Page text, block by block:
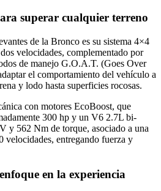
superar cualquier terreno
de la Bronco es su sistema 4×4
velocidades, complementado por
de manejo G.O.A.T. (Goes Over
el comportamiento del vehículo a
y lodo hasta superficies rocosas.
con motores EcoBoost, que
300 hp y un V6 2.7L bi-
y 562 Nm de torque, asociado a una
velocidades, entregando fuerza y
en la experiencia